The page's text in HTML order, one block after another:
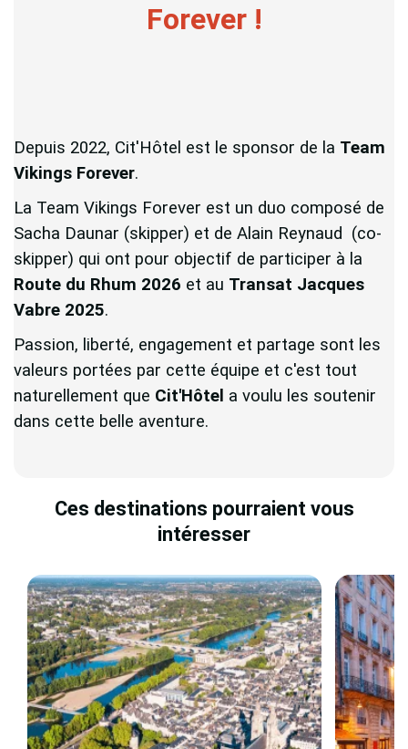
Forever !
Depuis 2022, Cit'Hôtel est le sponsor de la Team
Vikings Forever.
La Team Vikings Forever est un duo composé de
Sacha Daunar (skipper) et de Alain Reynaud (co-
skipper) qui ont pour objectif de participer à la
Route du Rhum 2026 et au Transat Jacques
Vabre 2025.
Passion, liberté, engagement et partage sont les
valeurs portées par cette équipe et c'est tout
naturellement que Cit'Hôtel a voulu les soutenir
dans cette belle aventure.
Ces destinations pourraient vous
intéresser